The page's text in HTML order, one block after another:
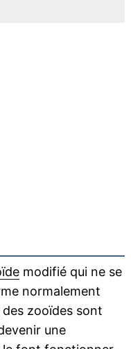
modifié qui ne se
normalement
zooïdes sont
une